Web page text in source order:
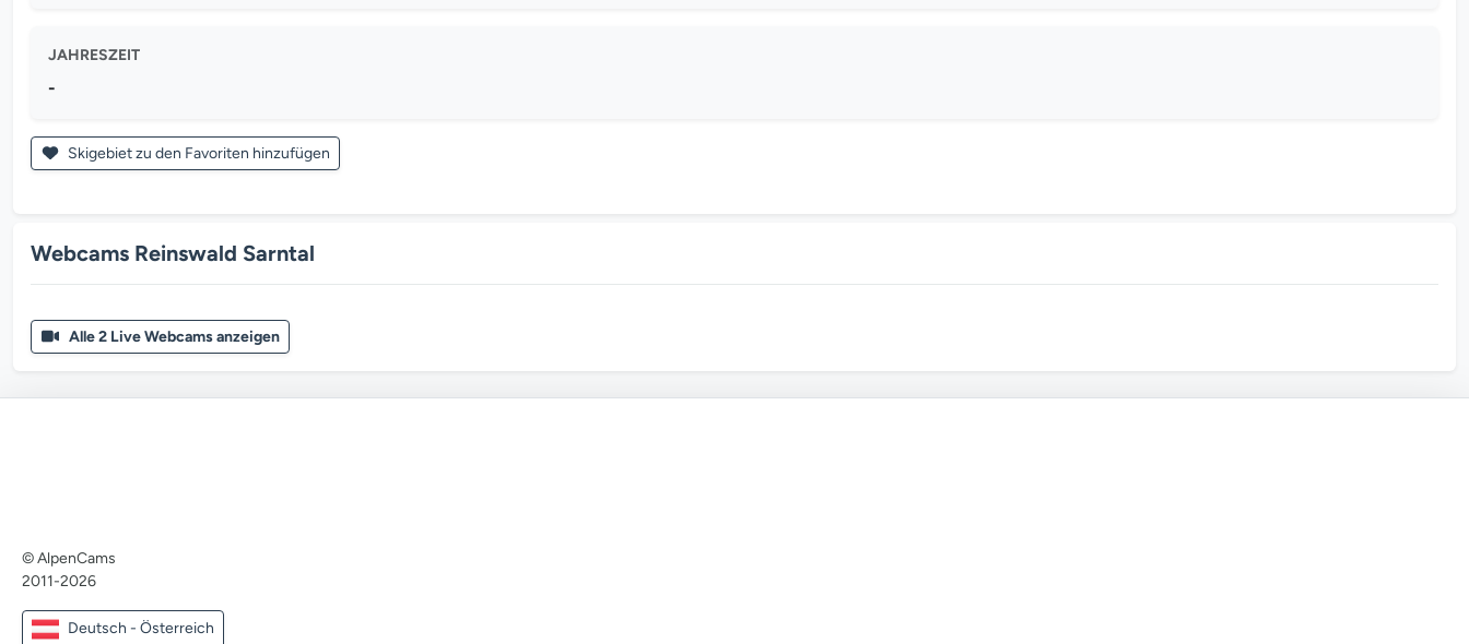
JAHRESZEIT
-
Skigebiet zu den Favoriten hinzufügen
Webcams Reinswald Sarntal
Alle 2 Live Webcams anzeigen
© AlpenCams
2011-2026
Deutsch - Österreich